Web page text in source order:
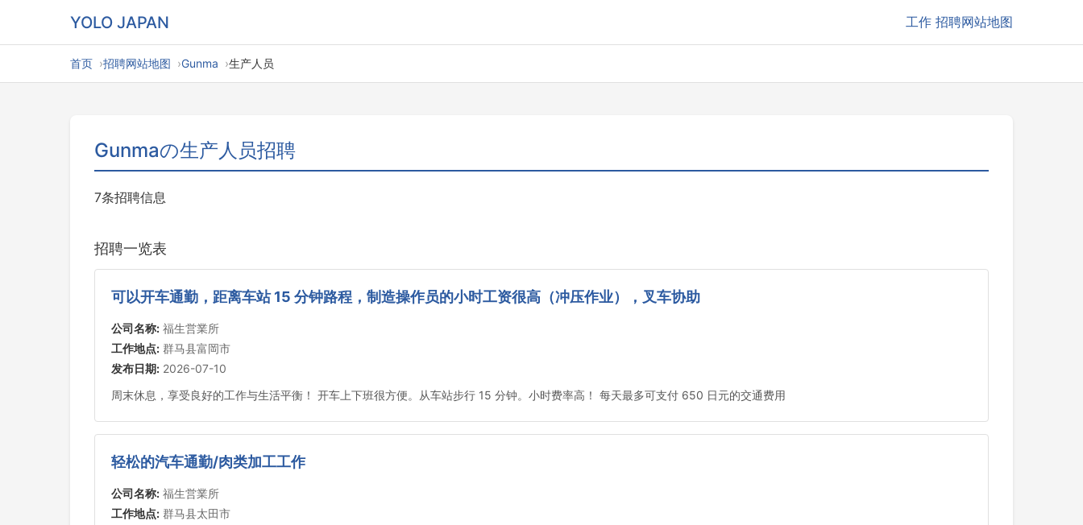
YOLO JAPAN 工作 招聘网站地图
首页 招聘网站地图 Gunma 生产人员
Gunmaの生产人员招聘
7条招聘信息
招聘一览表
可以开车通勤，距离车站 15 分钟路程，制造操作员的小时工资很高（冲压作业），叉车协助
公司名称: 福生営業所
工作地点: 群马县富岡市
发布日期: 2026-07-10
周末休息，享受良好的工作与生活平衡！ 开车上下班很方便。从车站步行 15 分钟。小时费率高！ 每天最多可支付 650 日元的交通费用
轻松的汽车通勤/肉类加工工作
公司名称: 福生営業所
工作地点: 群马县太田市